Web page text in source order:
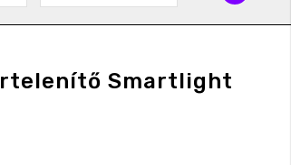
Smartlight